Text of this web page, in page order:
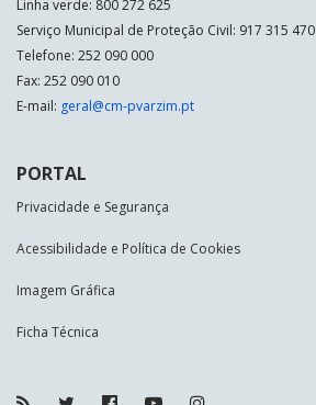
Linha verde: 800 272 625
Serviço Municipal de Proteção Civil: 917 315 470
Telefone: 252 090 000
Fax: 252 090 010
E-mail: geral@cm-pvarzim.pt
PORTAL
Privacidade e Segurança
Acessibilidade e Política de Cookies
Imagem Gráfica
Ficha Técnica